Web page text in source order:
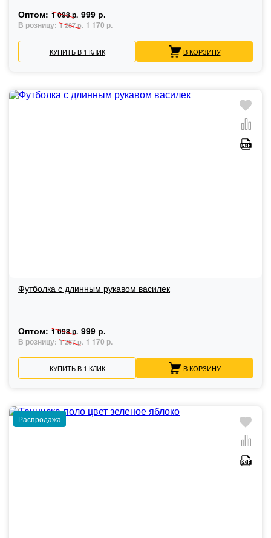
Оптом: 1 098 р. 999 р.
В розницу: 1 287 р. 1 170 р.
КУПИТЬ В 1 КЛИК В КОРЗИНУ
Футболка с длинным рукавом василек
Оптом: 1 098 р. 999 р.
В розницу: 1 287 р. 1 170 р.
КУПИТЬ В 1 КЛИК В КОРЗИНУ
Распродажа